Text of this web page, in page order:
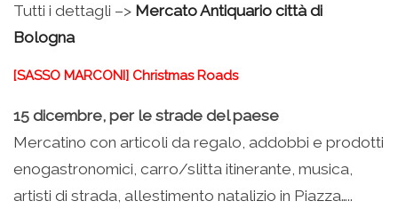
Tutti i dettagli –> Mercato Antiquario città di
Bologna
[SASSO MARCONI] Christmas Roads
15 dicembre, per le strade del paese
Mercatino con articoli da regalo, addobbi e prodotti
enogastronomici, carro/slitta itinerante, musica,
artisti di strada, allestimento natalizio in Piazza…..